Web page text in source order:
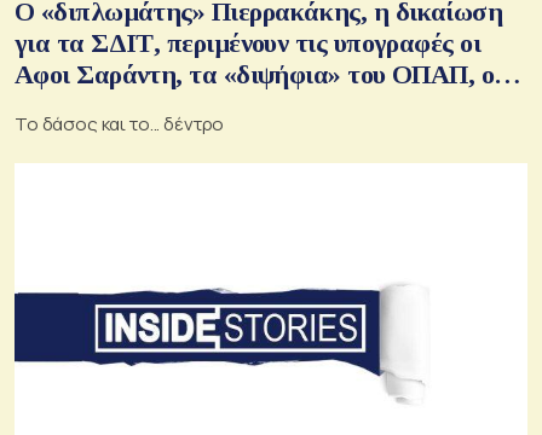
Ο «διπλωμάτης» Πιερρακάκης, η δικαίωση
για τα ΣΔΙΤ, περιμένουν τις υπογραφές οι
Αφοι Σαράντη, τα «διψήφια» του ΟΠΑΠ, οι
Ελλάδα η Arclif
Το δάσος και το... δέντρο